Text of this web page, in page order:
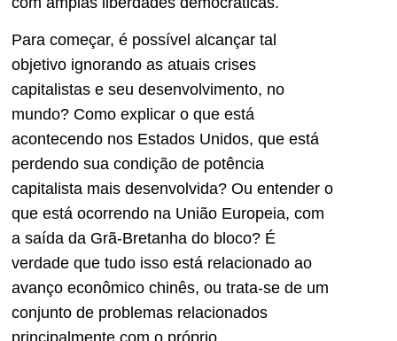
Para começar, é possível alcançar tal
objetivo ignorando as atuais crises
capitalistas e seu desenvolvimento, no
mundo? Como explicar o que está
acontecendo nos Estados Unidos, que está
perdendo sua condição de potência
capitalista mais desenvolvida? Ou entender o
que está ocorrendo na União Europeia, com
a saída da Grã-Bretanha do bloco? É
verdade que tudo isso está relacionado ao
avanço econômico chinês, ou trata-se de um
conjunto de problemas relacionados
principalmente com o próprio